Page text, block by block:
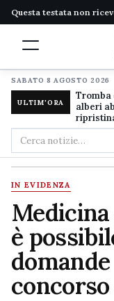
Questa testata non
SABATO 8 AGOSTO 2026
ULTIM'ORA
Tromba
alberi
Cerca
nel
sito
IN EVIDENZA
è